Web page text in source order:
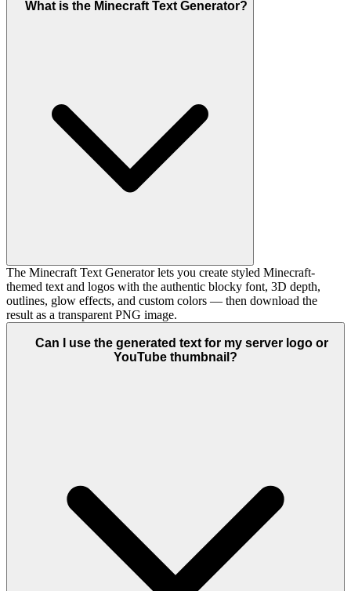
What is the Minecraft Text Generator?
The Minecraft Text Generator lets you create styled Minecraft-
themed text and logos with the authentic blocky font, 3D depth,
outlines, glow effects, and custom colors — then download the
result as a transparent PNG image.
Can I use the generated text for my server logo or
YouTube thumbnail?